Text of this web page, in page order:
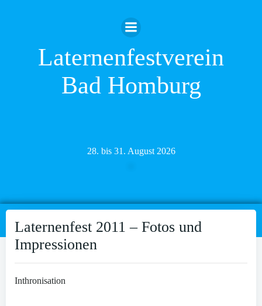
Inhalt
springen
Laternenfestverein
Bad Homburg
28. bis 31. August 2026
Laternenfest 2011 – Fotos und
Impressionen
Inthronisation